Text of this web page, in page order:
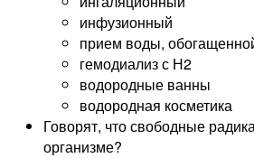
инфузионный
прием воды,
гемодиализ с Н2
водородные ванны
водородная косметика
Говорят, что свободные
организме?